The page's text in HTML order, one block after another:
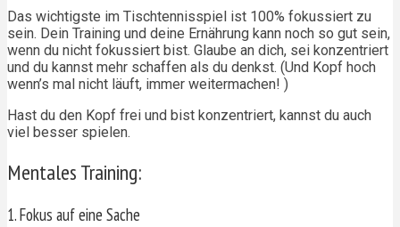
Das wichtigste im Tischtennisspiel ist 100% fokussiert zu
sein. Dein Training und deine Ernährung kann noch so gut sein,
wenn du nicht fokussiert bist. Glaube an dich, sei konzentriert
und du kannst mehr schaffen als du denkst. (Und Kopf hoch
wenn’s mal nicht läuft, immer weitermachen! )
Hast du den Kopf frei und bist konzentriert, kannst du auch
viel besser spielen.
Mentales Training:
1. Fokus auf eine Sache